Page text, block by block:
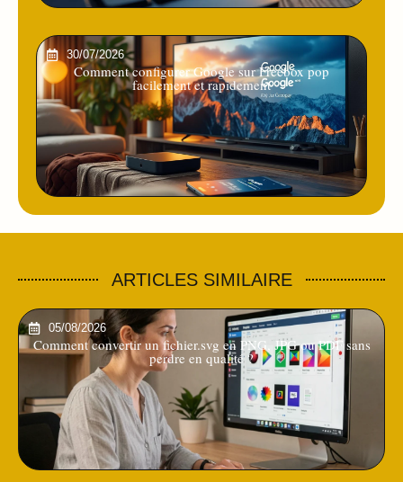
30/07/2026
Comment configurer Google sur Freebox pop
facilement et rapidement
ARTICLES SIMILAIRE
05/08/2026
Comment convertir un fichier.svg en PNG, JPG ou PDF sans
perdre en qualité ?